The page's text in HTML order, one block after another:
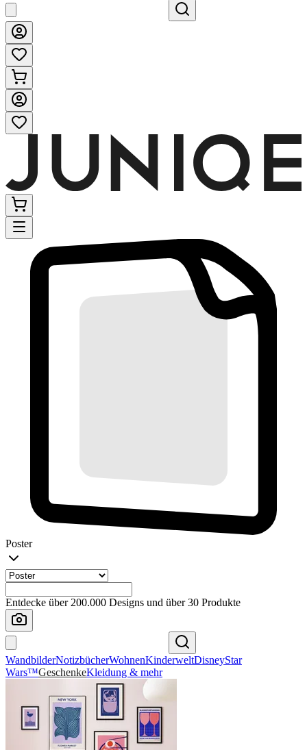
Poster
Entdecke über 200.000 Designs und über 30 Produkte
WandbilderNotizbücherWohnenKinderweltDisneyStar
Wars™GeschenkeKleidung & mehr